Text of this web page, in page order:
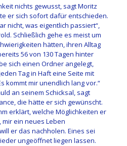
nichts gewusst, sagt Moritz
er sich sofort dafür entschieden.
nicht, was eigentlich passiert“,
Schließlich gehe es meist um
hätten, ihren Alltag
56 von 130 Tagen hinter
sich einen Ordner angelegt,
Tag in Haft eine Seite mit
kommt mir unendlich lang vor.“
an seinem Schicksal, sagt
die hätte er sich gewünscht.
erklärt, welche Möglichkeiten er
mir ein neues Leben
er das nachholen. Eines sei
ungeöffnet liegen lassen.